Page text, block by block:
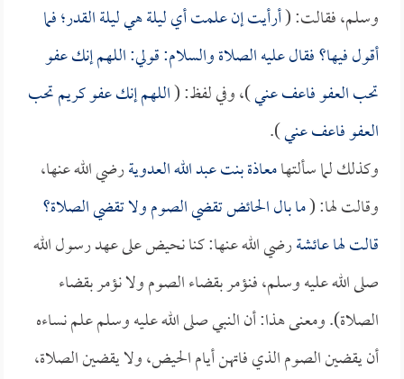
وسلم، فقالت: (أرأيت إن علمت أي ليلة هي ليلة القدر؛ فما
أقول فيها؟ فقال عليه الصلاة والسلام: قولي: اللهم إنك عفو
تحب العفو فاعف عني)، وفي لفظ: (اللهم إنك عفو كريم تحب
العفو فاعف عني).
وكذلك لما سألتهامعاذة بنت عبد الله العدويةرضي الله عنها،
وقالت لها: (ما بال الحائض تقضي الصوم ولا تقضي الصلاة؟
قالت لهاعائشةرضي الله عنها: كنا نحيض على عهد رسول الله
صلى الله عليه وسلم، فنؤمر بقضاء الصوم ولا نؤمر بقضاء
الصلاة). ومعنى هذا: أن النبي صلى الله عليه وسلم علم نساءه
أن يقضين الصوم الذي فاتهن أيام الحيض، ولا يقضين الصلاة،